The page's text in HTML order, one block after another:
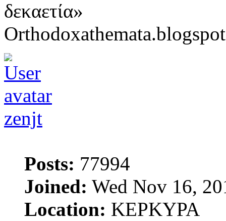
δεκαετία»
zenjt
Posts: 77994
Joined: Wed Nov 16,
Location: ΚΕΡΚΥΡΑ